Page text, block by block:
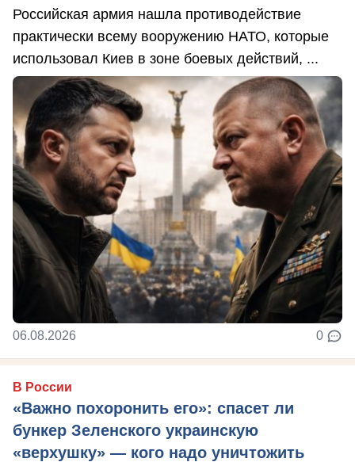
Российская армия нашла противодействие
практически всему вооружению НАТО, которые
использовал Киев в зоне боевых действий, ...
06.08.2026 0
В России
«Важно похоронить его»: спасет ли
бункер Зеленского украинскую
«верхушку» — кого надо уничтожить